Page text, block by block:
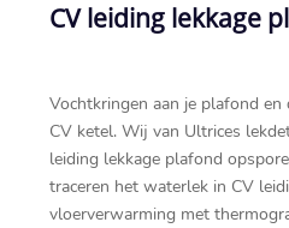
CV leiding lekkage
Vochtkringen aan je plafond
CV ketel.​ Wij van Ultrices
leiding lekkage plafond
traceren het waterlek in CV
vloerverwarming met